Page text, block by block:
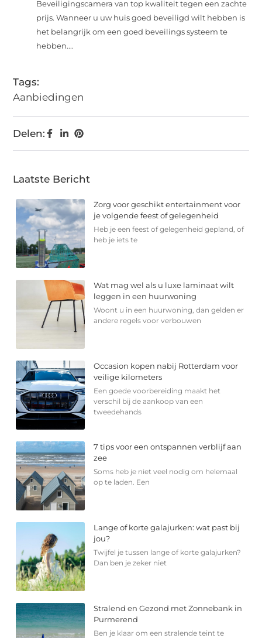
Beveiligingscamera van top kwaliteit tegen een zachte
prijs. Wanneer u uw huis goed beveiligd wilt hebben is
het belangrijk om een goed beveilings systeem te
hebben....
Tags:
Aanbiedingen
Delen:
Laatste Bericht
Zorg voor geschikt entertainment voor
je volgende feest of gelegenheid
Heb je een feest of gelegenheid gepland, of
heb je iets te
Wat mag wel als u luxe laminaat wilt
leggen in een huurwoning
Woont u in een huurwoning, dan gelden er
andere regels voor verbouwen
Occasion kopen nabij Rotterdam voor
veilige kilometers
Een goede voorbereiding maakt het
verschil bij de aankoop van een
tweedehands
7 tips voor een ontspannen verblijf aan
zee
Soms heb je niet veel nodig om helemaal
op te laden. Een
Lange of korte galajurken: wat past bij
jou?
Twijfel je tussen lange of korte galajurken?
Dan ben je zeker niet
Stralend en Gezond met Zonnebank in
Purmerend
Ben je klaar om een stralende teint te